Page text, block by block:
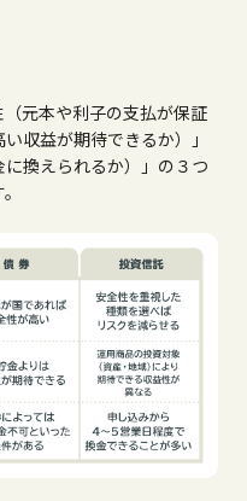
元本や利子の支払が保証
収益が期待できるか）」
に換えられるか）」の３つ